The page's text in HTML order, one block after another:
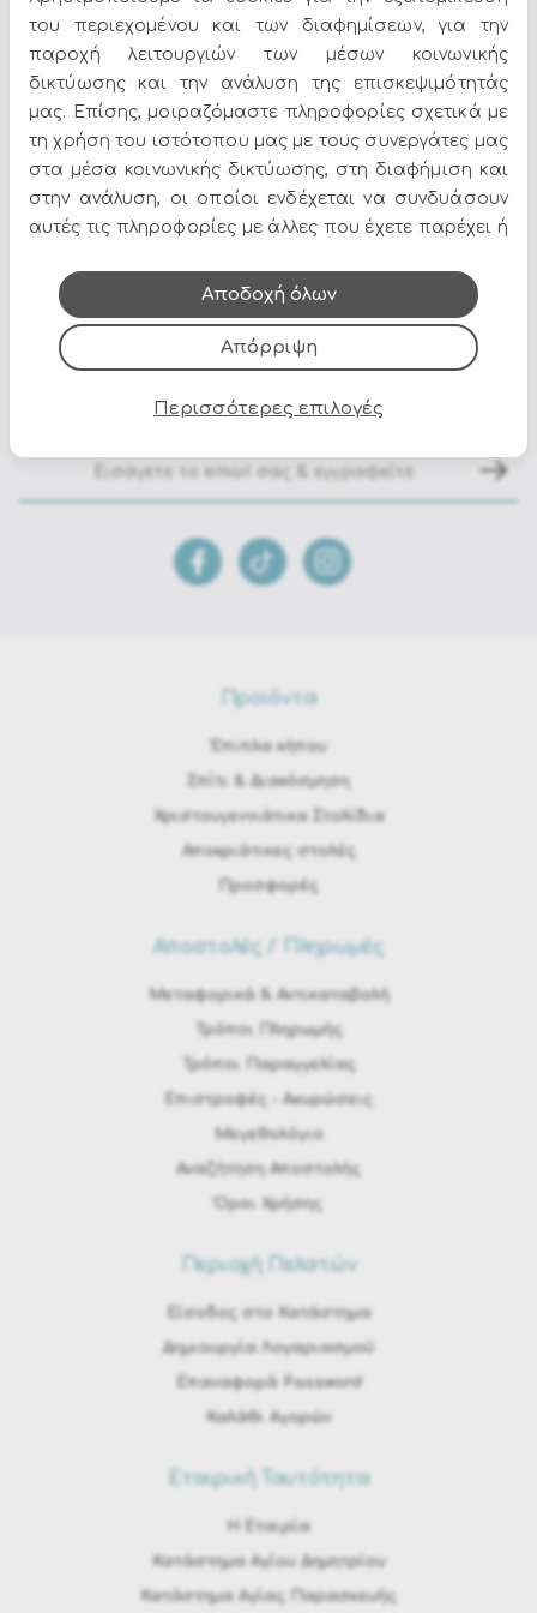
- Σκελετός σε ξύλο ακακιας fsc 100 %, λάδι στο
φινίρισμα(teak όψη).
- Πλάτη κατασκευασμένη από αλουμίνιο με
σχοινί(πολυεστέρας).
- Αφαιρούμενα μαξιλάρια σε αδιαβροχοποιημενο olefin
ύφασμα(100 % πολυπροπυλένιο).
- Γαλβανισμένες βίδες.
Όλες οι προσφορές και τα νέα του Epilegin,
στο email και τα social media!
Προϊόντα
Έπιπλα κήπου
Σπίτι & Διακόσμηση
Χριστουγεννιάτικα Στολίδια
Αποκριάτικες στολές
Προσφορές
Αποστολές / Πληρωμές
Μεταφορικά & Αντικαταβολή
Τρόποι Πληρωμής
Τρόποι Παραγγελίας
Eπιστροφές - Ακυρώσεις
Μεγεθολόγιο
Αναζήτηση Αποστολής
Όροι Χρήσης
Περιοχή Πελατών
Είσοδος στο Κατάστημα
Δημιουργία Λογαριασμού
Επαναφορά Password
Καλάθι Αγορών
Εταιρική Ταυτότητα
H Εταιρία
Κατάστημα Αγίου Δημητρίου
Κατάστημα Αγίας Παρασκευής
του περιεχομένου και των διαφημίσεων, για την
παροχή λειτουργιών των μέσων κοινωνικής
δικτύωσης και την ανάλυση της επισκεψιμότητάς
μας. Επίσης, μοιραζόμαστε πληροφορίες σχετικά με
τη χρήση του ιστότοπου μας με τους συνεργάτες μας
στα μέσα κοινωνικής δικτύωσης, στη διαφήμιση και
στην ανάλυση, οι οποίοι ενδέχεται να συνδυάσουν
αυτές τις πληροφορίες με άλλες που έχετε παρέχει ή
τους.
Απόρριψη
Αποδοχή όλων
Περισσότερες επιλογές